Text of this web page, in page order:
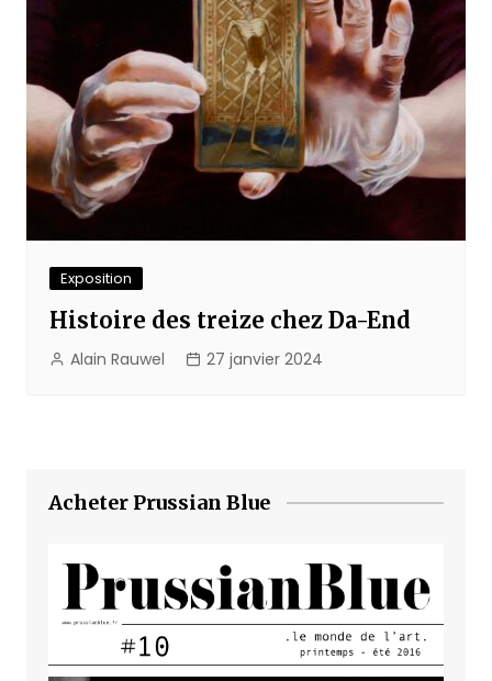
Exposition
Histoire des treize chez Da-End
Alain Rauwel 27 janvier 2024
Acheter Prussian Blue